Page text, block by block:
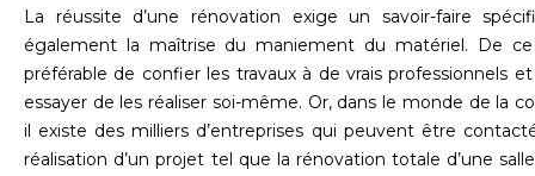
La réussite d’une rénovation exige un savoir-faire
également la maîtrise du maniement du matériel. De
préférable de confier les travaux à de vrais professionnels
essayer de les réaliser soi-même. Or, dans le monde de la
il existe des milliers d’entreprises qui peuvent être
réalisation d’un projet tel que la rénovation totale d’une